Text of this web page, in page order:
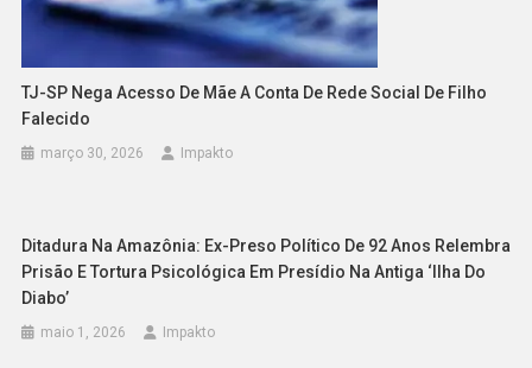
TJ-SP Nega Acesso De Mãe A Conta De Rede Social De Filho
Falecido
março 30, 2026 Impakto
Ditadura Na Amazônia: Ex-Preso Político De 92 Anos Relembra
Prisão E Tortura Psicológica Em Presídio Na Antiga ‘Ilha Do
Diabo’
maio 1, 2026 Impakto